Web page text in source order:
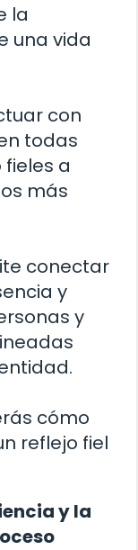
la
una vida
con
todas
a
más
conectar
y
y
cómo
reflejo fiel
y la